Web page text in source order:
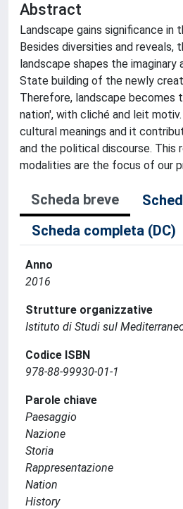
Abstract
Landscape gains significance in
Besides diversities and reveals,
landscape shapes the
State building of the newly
Therefore, landscape becomes
nation', with cliché and leit
cultural meanings and it
and the political discourse. This
modalities are the focus of our
Scheda breve
Scheda completa (DC)
Anno
2016
Strutture organizzative
Istituto di Studi sul
Codice ISBN
978-88-99930-01-1
Parole chiave
Paesaggio
Nazione
Storia
Rappresentazione
Nation
History